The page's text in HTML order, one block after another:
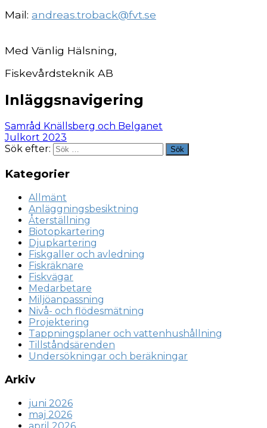
Mail: andreas.troback@fvt.se
Med Vänlig Hälsning,
Fiskevårdsteknik AB
Inläggsnavigering
Samråd Knällsberg och Belganet
Julkort 2023
Sök efter:
Sök
Kategorier
Allmänt
Anläggningsbesiktning
Återställning
Biotopkartering
Djupkartering
Fiskgaller och avledning
Fiskräknare
Fiskvägar
Medarbetare
Miljöanpassning
Nivå- och flödesmätning
Projektering
Tappningsplaner och vattenhushållning
Tillståndsärenden
Undersökningar och beräkningar
Arkiv
juni 2026
maj 2026